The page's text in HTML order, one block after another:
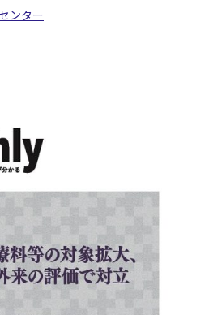
ンター